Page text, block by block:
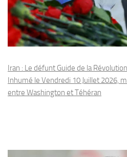
Iran : Le défunt Guide de la
Inhumé le Vendredi 10 Juillet 2026,
entre Washington et Téhéran